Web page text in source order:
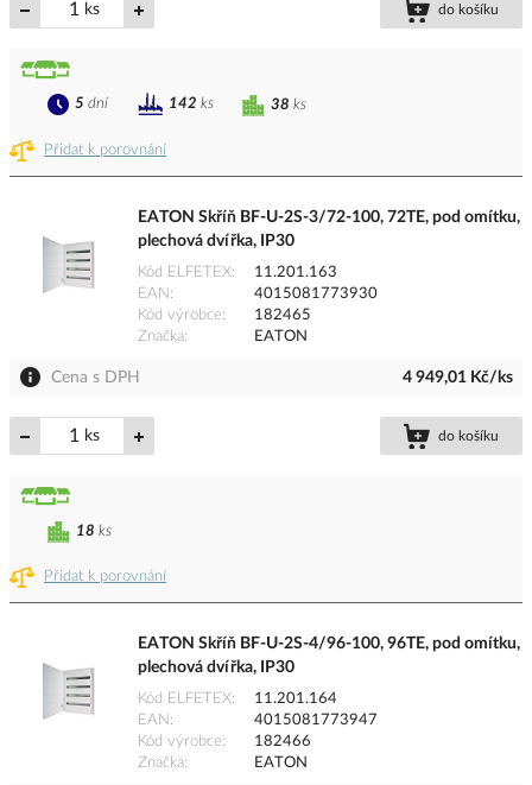
ks do košíku
Přidat k porovnání
38 ks
5 dní 142 ks
EATON Skříň BF-U-2S-3/72-100, 72TE, pod omítku,
plechová dvířka, IP30
Kód ELFETEX
11.201.163
EAN
4015081773930
Kód výrobce
182465
Značka
EATON
Cena s DPH 4 949,01 Kč/ks
ks do košíku
Přidat k porovnání
18 ks
EATON Skříň BF-U-2S-4/96-100, 96TE, pod omítku,
plechová dvířka, IP30
Kód ELFETEX
11.201.164
EAN
4015081773947
Kód výrobce
182466
Značka
EATON